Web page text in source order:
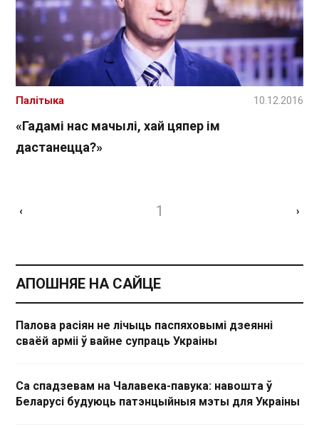
«Гадамі нас мачылі, хай цяпер ім
дастанецца?»
Палітыка 10.12.2016
‹ 1 ›
АПОШНЯЕ НА САЙЦЕ
Палова расіян не лічыць паспяховымі дзеянні
сваёй арміі ў вайне супраць Украіны
Са спадзевам на Чалавека-павука: навошта ў
Беларусі будуюць патэнцыйныя мэты для Украіны